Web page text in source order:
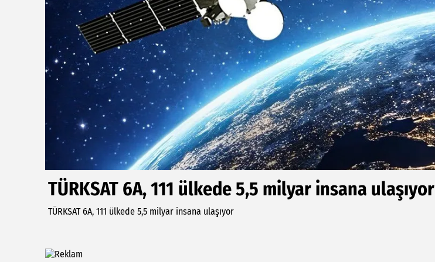
TÜRKSAT 6A, 111 ülkede 5,5 milyar insana ulaşıyor
TÜRKSAT 6A, 111 ülkede 5,5 milyar insana ulaşıyor